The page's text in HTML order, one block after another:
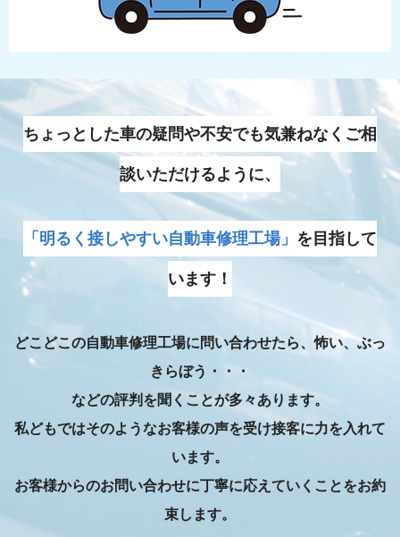
ちょっとした車の疑問や不安でも気兼ねなくご相
談いただけるように、
「明るく接しやすい自動車修理工場」 を目指して
います！
どこどこの自動車修理工場に問い合わせたら、怖い、ぶっ
きらぼう・・・
などの評判を聞くことが多々あります。
私どもではそのようなお客様の声を受け接客に力を入れて
います。
お客様からのお問い合わせに丁寧に応えていくことをお約
束します。